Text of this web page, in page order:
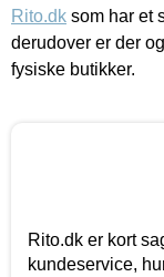
Rito.dk som har et
derudover er der
fysiske butikker.
Rito.dk er kort
kundeservice,